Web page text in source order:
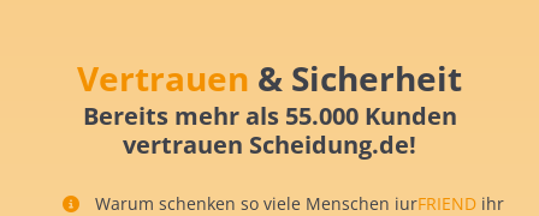
Vertrauen & Sicherheit
Bereits mehr als 55.000 Kunden
vertrauen Scheidung.de!
Warum schenken so viele Menschen iurFRIEND ihr